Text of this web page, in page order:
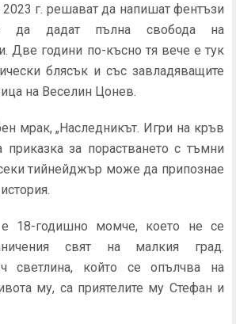
2023 г. решават да напишат фентъзи
да дадат пълна свобода на
Две години по-късно тя вече е тук
блясък и със завладяващите
на Веселин Цонев.
мрак, „Наследникът. Игри на кръв
приказка за порастването с тъмни
тийнейджър може да припознае
18-годишно момче, което не се
свят на малкия град.
светлина, който се опълчва на
му, са приятелите му Стефан и